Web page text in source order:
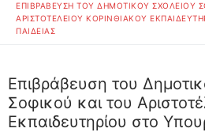
ΔΙΟΙΚΗΣΗ
ΔΙΟΙΚΗΣΗ
ΣΧΟΛΕΙΑ
ΕΠΙΒΡΆΒΕΥΣΗ ΤΟΥ ΔΗΜΟΤΙΚΟΎ ΣΧΟΛΕΊΟΥ
ΑΡΙΣΤΟΤΈΛΕΙΟΥ ΚΟΡΙΝΘΙΑΚΟΎ
ΠΑΙΔΕΊΑΣ
Επιβράβευση του
Σοφικού και του
Εκπαιδευτηρίου στο